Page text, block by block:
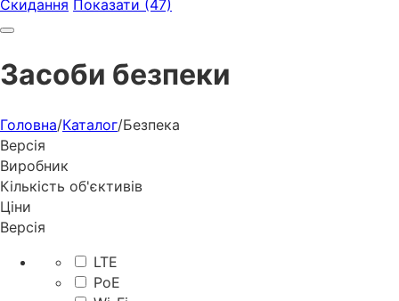
Скидання Показати (47)
Засоби безпеки
Головна/Каталог/Безпека
Версія
Виробник
Кількість об'єктивів
Ціни
Версія
LTE
PoE